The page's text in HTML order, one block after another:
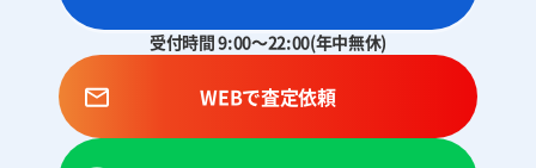
受付時間 9:00～22:00(年中無休)
WEBで査定依頼